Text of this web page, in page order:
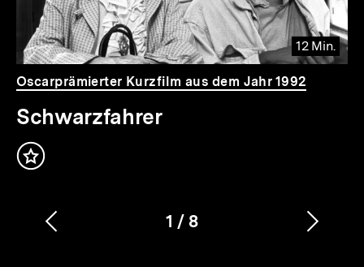
12 Min.
Video
Dauer
12
Min.
Oscarprämierter Kurzfilm aus dem Jahr 1992
Schwarzfahrer
Inhalt
Karussellinhalt
1
von
/ 8
Vorherigen